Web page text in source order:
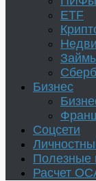
ETF
Бизнес
Соцсети
Полезные
Расчет